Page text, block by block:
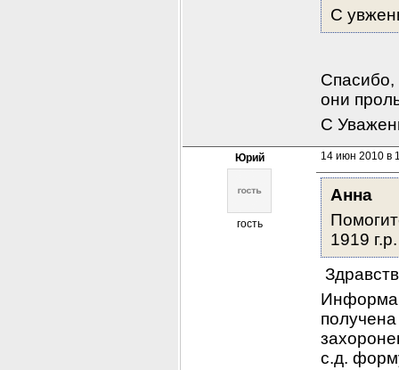
С
Спасибо,
они
С
Юрий
гость
14 июн 2010 в
Анна
1919
с.д.